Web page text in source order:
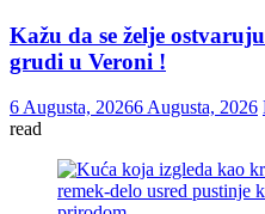
Kažu da se želje
grudi u Veroni !
6 Augusta, 20266 Augusta, 2026
read